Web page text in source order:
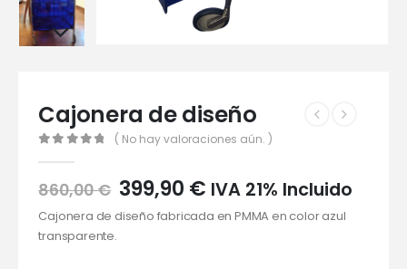
Cajonera de diseño
( No hay valoraciones aún. )
860,00€ El
precio
original
399,90 € El
precio
actual
IVA 21% Incluido
Cajonera de diseño fabricada en PMMA en color azul
transparente.